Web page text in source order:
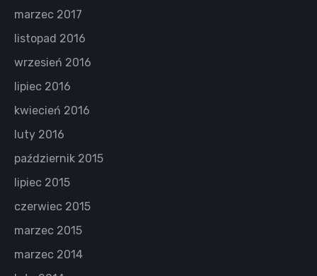
marzec 2017
listopad 2016
wrzesień 2016
lipiec 2016
kwiecień 2016
luty 2016
październik 2015
lipiec 2015
czerwiec 2015
marzec 2015
marzec 2014